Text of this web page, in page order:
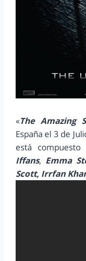
«The Amazing
España el 3 de
está
Iffans, Emma
Scott, Irrfan